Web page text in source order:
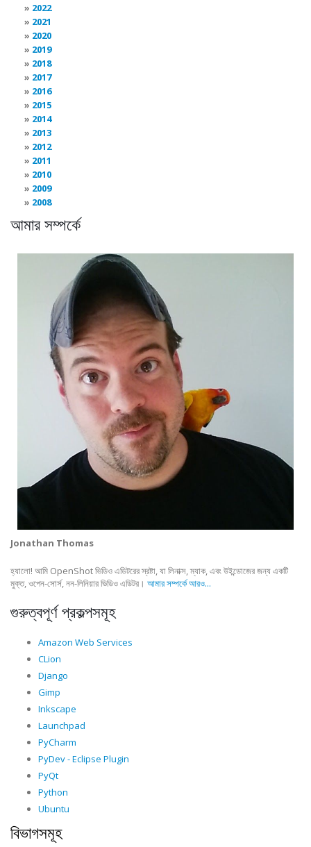
2022
2021
2020
2019
2018
2017
2016
2015
2014
2013
2012
2011
2010
2009
2008
আমার সম্পর্কে
Jonathan Thomas
হ্যালো! আমি OpenShot ভিডিও এডিটরের স্রষ্টা, যা লিনাক্স, ম্যাক, এবং উইন্ডোজের জন্য একটি
মুক্ত, ওপেন-সোর্স, নন-লিনিয়ার ভিডিও এডিটর। আমার সম্পর্কে আরও...
গুরুত্বপূর্ণ প্রকল্পসমূহ
Amazon Web Services
CLion
Django
Gimp
Inkscape
Launchpad
PyCharm
PyDev - Eclipse Plugin
PyQt
Python
Ubuntu
বিভাগসমূহ